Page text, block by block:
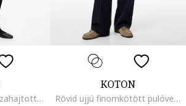
Azsúros pulóver visszahajtott mandzsettákkal, Fehér/Fekete
KOTON
Rövid ujjú finomkötött pulóver, Fehér